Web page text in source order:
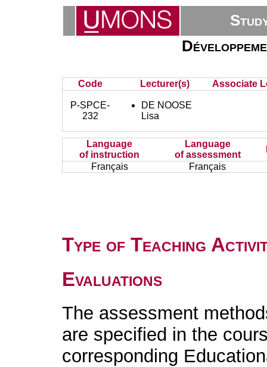
Code Lecturer(s) Associate
P-SPCE-
232
DE NOOSE
Lisa
Language
of instruction
Language
of assessment
Français
Français
Type of Teaching
Evaluations
The assessment
are specified in the
corresponding